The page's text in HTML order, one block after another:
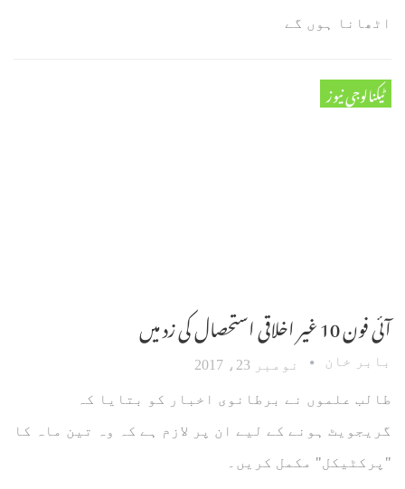
اٹھانا ہوں گے
ٹیکنالوجی نیوز
آئی فون 10 غیر اخلاقی استحصال کی زد میں
بابر خان نومبر 23، 2017
طالب علموں نے برطانوی اخبار کو بتایا کہ
گریجویٹ ہونے کے لیے ان پر لازم ہے کہ وہ تین ماہ کا
"پرکٹیکل" مکمل کریں۔